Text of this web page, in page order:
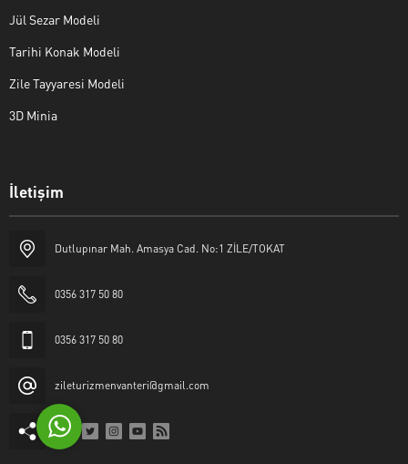
Jül Sezar Modeli
Tarihi Konak Modeli
Zile Tayyaresi Modeli
3D Minia
İletişim
Dutlupınar Mah. Amasya Cad. No:1 ZİLE/TOKAT
0356 317 50 80
0356 317 50 80
zileturizmenvanteri@gmail.com